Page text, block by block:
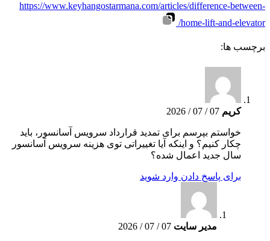
https://www.keyhangostarmana.com/articles/difference-between-
home-lift-and-elevator/
برچسب ها:
کریم 07 / 07 / 2026
خواستم بپرسم برای تمدید قرارداد سرویس آسانسور، باید
چکار کنیم؟ و اینکه آیا تغییراتی توی هزینه سرویس آسانسور
سال جدید اعمال شده؟
برای پاسخ دادن وارد شوید
مدیر سایت 07 / 07 / 2026